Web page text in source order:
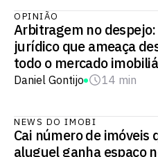
OPINIÃO
Arbitragem no
jurídico que ameaça
todo o mercado
Daniel Gontijo 14 min
NEWS DO IMOBI
Cai número de imóveis
aluguel ganha espaço